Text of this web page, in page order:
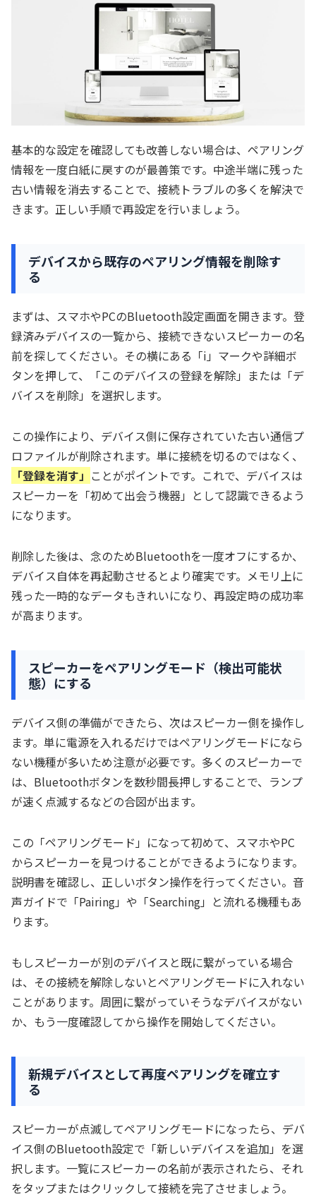
基本的な設定を確認しても改善しない場合は、ペアリング
情報を一度白紙に戻すのが最善策です。中途半端に残った
古い情報を消去することで、接続トラブルの多くを解決で
きます。正しい手順で再設定を行いましょう。
デバイスから既存のペアリング情報を削除す
る
まずは、スマホやPCのBluetooth設定画面を開きます。登
録済みデバイスの一覧から、接続できないスピーカーの名
前を探してください。その横にある「i」マークや詳細ボ
タンを押して、「このデバイスの登録を解除」または「デ
バイスを削除」を選択します。
この操作により、デバイス側に保存されていた古い通信プ
ロファイルが削除されます。単に接続を切るのではなく、
「登録を消す」 ことがポイントです。これで、デバイスは
スピーカーを「初めて出会う機器」として認識できるよう
になります。
削除した後は、念のためBluetoothを一度オフにするか、
デバイス自体を再起動させるとより確実です。メモリ上に
残った一時的なデータもきれいになり、再設定時の成功率
が高まります。
スピーカーをペアリングモード（検出可能状
態）にする
デバイス側の準備ができたら、次はスピーカー側を操作し
ます。単に電源を入れるだけではペアリングモードになら
ない機種が多いため注意が必要です。多くのスピーカーで
は、Bluetoothボタンを数秒間長押しすることで、ランプ
が速く点滅するなどの合図が出ます。
この「ペアリングモード」になって初めて、スマホやPC
からスピーカーを見つけることができるようになります。
説明書を確認し、正しいボタン操作を行ってください。音
声ガイドで「Pairing」や「Searching」と流れる機種もあ
ります。
もしスピーカーが別のデバイスと既に繋がっている場合
は、その接続を解除しないとペアリングモードに入れない
ことがあります。周囲に繋がっていそうなデバイスがない
か、もう一度確認してから操作を開始してください。
新規デバイスとして再度ペアリングを確立す
る
スピーカーが点滅してペアリングモードになったら、デバ
イス側のBluetooth設定で「新しいデバイスを追加」を選
択します。一覧にスピーカーの名前が表示されたら、それ
をタップまたはクリックして接続を完了させましょう。